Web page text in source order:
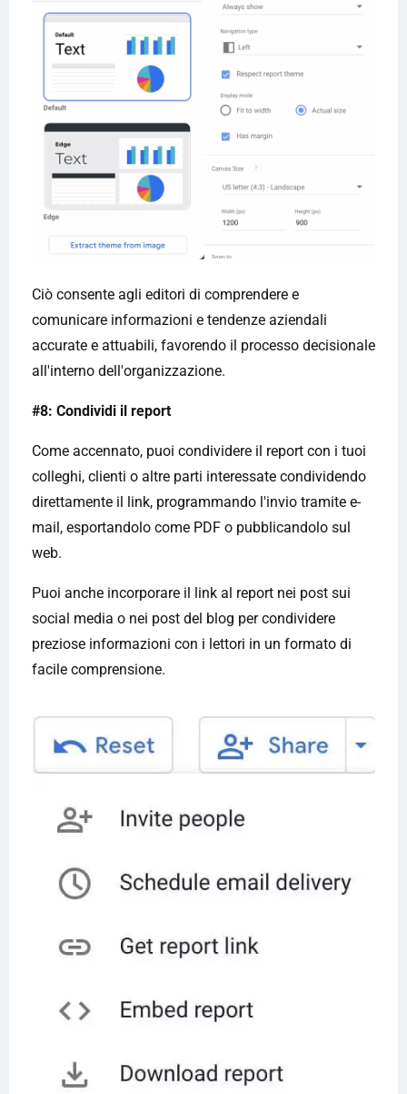
Ciò consente agli editori di comprendere e
comunicare informazioni e tendenze aziendali
accurate e attuabili, favorendo il processo decisionale
all'interno dell'organizzazione.
#8: Condividi il report
Come accennato, puoi condividere il report con i tuoi
colleghi, clienti o altre parti interessate condividendo
direttamente il link, programmando l'invio tramite e-
mail, esportandolo come PDF o pubblicandolo sul
web.
Puoi anche incorporare il link al report nei post sui
social media o nei post del blog per condividere
preziose informazioni con i lettori in un formato di
facile comprensione.